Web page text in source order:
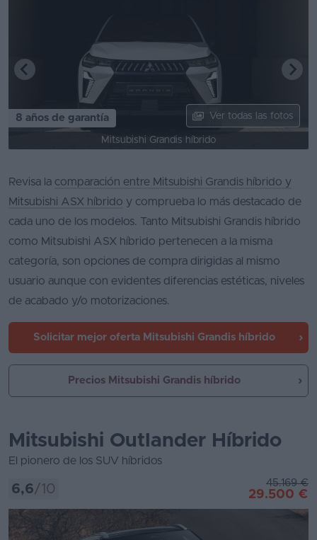
compra
Favoritos
Vender
coche
Ventas
de
coches
8 años de garantía Ver todas las fotos
Mitsubishi Grandis híbrido
Revisa la comparación entre Mitsubishi Grandis híbrido y
Mitsubishi ASX híbrido y comprueba lo más destacado de
cada uno de los modelos. Tanto Mitsubishi Grandis híbrido
como Mitsubishi ASX híbrido pertenecen a la misma
categoría, son opciones de compra dirigidas al mismo
usuario aunque con evidentes diferencias estéticas, niveles
de acabado y/o motorizaciones.
Solicitar mejor oferta Mitsubishi Grandis híbrido
Precios Mitsubishi Grandis híbrido
Mitsubishi Outlander Híbrido
El pionero de los SUV híbridos
6,6/10 45.169 €
29.500 €